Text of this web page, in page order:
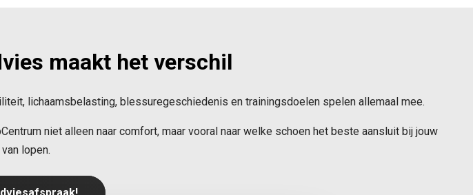
maakt het verschil
lichaamsbelasting, blessuregeschiedenis en trainingsdoelen spelen allemaal mee.
niet alleen naar comfort, maar vooral naar welke schoen het beste aansluit bij jouw
lopen.